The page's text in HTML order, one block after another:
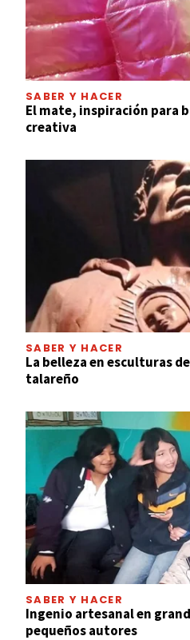
SABER Y HACER
El mate, inspiración para
creativa
SABER Y HACER
La belleza en esculturas
talareño
SABER Y HACER
Ingenio artesanal en
pequeños autores